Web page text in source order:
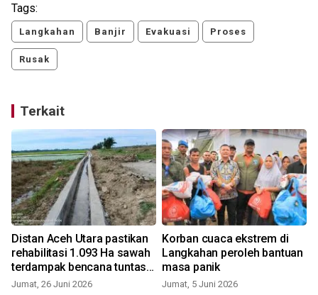
Tags:
Langkahan Banjir Evakuasi Proses
Rusak
Terkait
Distan Aceh Utara pastikan
rehabilitasi 1.093 Ha sawah
terdampak bencana tuntas
2026
Jumat, 26 Juni 2026
Korban cuaca ekstrem di
Langkahan peroleh bantuan
masa panik
Jumat, 5 Juni 2026